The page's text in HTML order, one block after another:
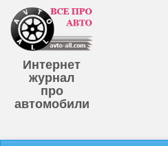
Интернет
журнал
про
автомобили